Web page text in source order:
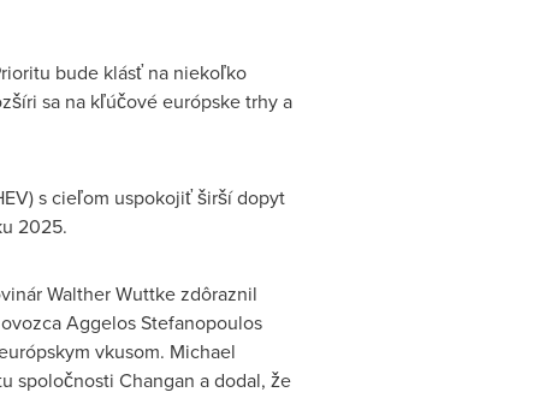
bude klásť na niekoľko
sa na kľúčové európske trhy a
s cieľom uspokojiť širší dopyt
2025.
Walther Wuttkezdôraznil
Aggelos Stefanopoulos
vkusom. Michael
spoločnosti Changan a dodal, že